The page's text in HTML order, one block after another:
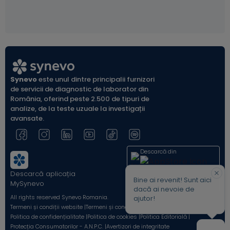
Synevoeste unul dintre principalii furnizori
de servicii de diagnostic de laborator din
România, oferind peste 2.500 de tipuri de
analize, de la teste uzuale la investigații
avansate.
Descarcă aplicația
MySynevo
Descarcă din
All rights reserved Synevo Romania.
Termeni și condiții website |Termeni și condiții Shop Online |
Politica de confidențialitate |Politica de cookies |Politica Editorială |
Protecția Consumatorilor - A.N.P.C. |Avertizori de integritate
Bine ai revenit! Sunt aici
dacă ai nevoie de
ajutor!